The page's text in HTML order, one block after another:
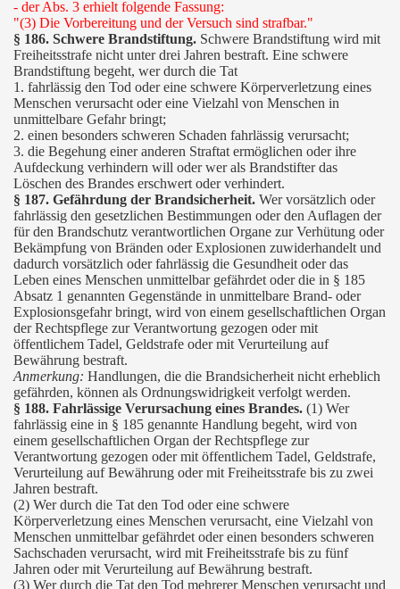
- der Abs. 3 erhielt folgende Fassung:
"(3) Die Vorbereitung und der Versuch sind strafbar."
§ 186. Schwere Brandstiftung. Schwere Brandstiftung wird mit
Freiheitsstrafe nicht unter drei Jahren bestraft. Eine schwere
Brandstiftung begeht, wer durch die Tat
1. fahrlässig den Tod oder eine schwere Körperverletzung eines
Menschen verursacht oder eine Vielzahl von Menschen in
unmittelbare Gefahr bringt;
2. einen besonders schweren Schaden fahrlässig verursacht;
3. die Begehung einer anderen Straftat ermöglichen oder ihre
Aufdeckung verhindern will oder wer als Brandstifter das
Löschen des Brandes erschwert oder verhindert.
§ 187. Gefährdung der Brandsicherheit. Wer vorsätzlich oder
fahrlässig den gesetzlichen Bestimmungen oder den Auflagen der
für den Brandschutz verantwortlichen Organe zur Verhütung oder
Bekämpfung von Bränden oder Explosionen zuwiderhandelt und
dadurch vorsätzlich oder fahrlässig die Gesundheit oder das
Leben eines Menschen unmittelbar gefährdet oder die in § 185
Absatz 1 genannten Gegenstände in unmittelbare Brand- oder
Explosionsgefahr bringt, wird von einem gesellschaftlichen Organ
der Rechtspflege zur Verantwortung gezogen oder mit
öffentlichem Tadel, Geldstrafe oder mit Verurteilung auf
Bewährung bestraft.
Anmerkung: Handlungen, die die Brandsicherheit nicht erheblich
gefährden, können als Ordnungswidrigkeit verfolgt werden.
§ 188. Fahrlässige Verursachung eines Brandes. (1) Wer
fahrlässig eine in § 185 genannte Handlung begeht, wird von
einem gesellschaftlichen Organ der Rechtspflege zur
Verantwortung gezogen oder mit öffentlichem Tadel, Geldstrafe,
Verurteilung auf Bewährung oder mit Freiheitsstrafe bis zu zwei
Jahren bestraft.
(2) Wer durch die Tat den Tod oder eine schwere
Körperverletzung eines Menschen verursacht, eine Vielzahl von
Menschen unmittelbar gefährdet oder einen besonders schweren
Sachschaden verursacht, wird mit Freiheitsstrafe bis zu fünf
Jahren oder mit Verurteilung auf Bewährung bestraft.
(3) Wer durch die Tat den Tod mehrerer Menschen verursacht und